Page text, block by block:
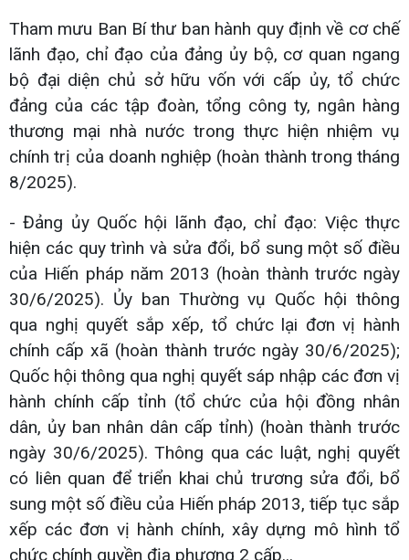
Tham mưu Ban Bí thư ban hành quy định về cơ chế
lãnh đạo, chỉ đạo của đảng ủy bộ, cơ quan ngang
bộ đại diện chủ sở hữu vốn với cấp ủy, tổ chức
đảng của các tập đoàn, tổng công ty, ngân hàng
thương mại nhà nước trong thực hiện nhiệm vụ
chính trị của doanh nghiệp (hoàn thành trong tháng
8/2025).
- Đảng ủy Quốc hội lãnh đạo, chỉ đạo: Việc thực
hiện các quy trình và sửa đổi, bổ sung một số điều
của Hiến pháp năm 2013 (hoàn thành trước ngày
30/6/2025). Ủy ban Thường vụ Quốc hội thông
qua nghị quyết sắp xếp, tổ chức lại đơn vị hành
chính cấp xã (hoàn thành trước ngày 30/6/2025);
Quốc hội thông qua nghị quyết sáp nhập các đơn vị
hành chính cấp tỉnh (tổ chức của hội đồng nhân
dân, ủy ban nhân dân cấp tỉnh) (hoàn thành trước
ngày 30/6/2025). Thông qua các luật, nghị quyết
có liên quan để triển khai chủ trương sửa đổi, bổ
sung một số điều của Hiến pháp 2013, tiếp tục sắp
xếp các đơn vị hành chính, xây dựng mô hình tổ
chức chính quyền địa phương 2 cấp...